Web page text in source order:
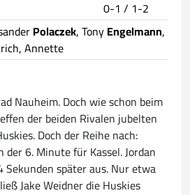
0-1 / 1-2
Polaczek, TonyEngelmann,
Annette
Nauheim. Doch wie schon beim
der beiden Rivalen jubelten
Doch der Reihe nach:
6. Minute für Kassel. Jordan
später aus. Nur etwa
Jake Weidner die Huskies